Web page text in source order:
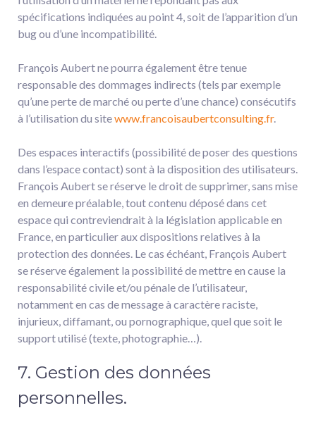
spécifications indiquées au point 4, soit de l’apparition d’un
bug ou d’une incompatibilité.
François Aubert ne pourra également être tenue
responsable des dommages indirects (tels par exemple
qu’une perte de marché ou perte d’une chance) consécutifs
à l’utilisation du sitewww.francoisaubertconsulting.fr.
Des espaces interactifs (possibilité de poser des questions
dans l’espace contact) sont à la disposition des utilisateurs.
François Aubert se réserve le droit de supprimer, sans mise
en demeure préalable, tout contenu déposé dans cet
espace qui contreviendrait à la législation applicable en
France, en particulier aux dispositions relatives à la
protection des données. Le cas échéant, François Aubert
se réserve également la possibilité de mettre en cause la
responsabilité civile et/ou pénale de l’utilisateur,
notamment en cas de message à caractère raciste,
injurieux, diffamant, ou pornographique, quel que soit le
support utilisé (texte, photographie…).
7. Gestion des données
personnelles.